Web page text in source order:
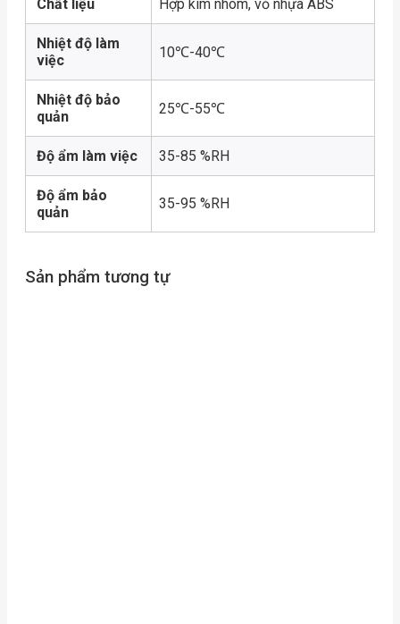
Chất liệu Hợp kim nhôm, vỏ nhựa ABS
Nhiệt độ làm
việc
10℃-40℃
Nhiệt độ bảo
quản
25℃-55℃
Độ ẩm làm việc 35-85 %RH
Độ ẩm bảo
quản
35-95 %RH
Sản phẩm tương tự